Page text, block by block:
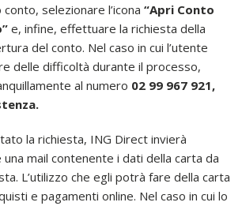
selezionare l’icona “Apri Conto
e, infine, effettuare la richiesta della
del conto. Nel caso in cui l’utente
delle difficoltà durante il processo,
al numero 02 99 967 921,
la richiesta, ING Direct invierà
una mail contenente i dati della carta da
L’utilizzo che egli potrà fare della carta
e pagamenti online. Nel caso in cui lo